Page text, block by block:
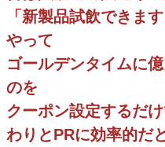
「新製品試飲できま
やって
ゴールデンタイムに
のを
クーポン設定するだ
わりとPRに効率的だ